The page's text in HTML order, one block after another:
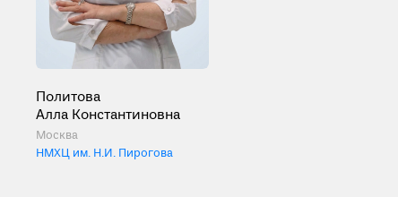
Политова
Алла Константиновна
Москва
НМХЦ им. Н.И. Пирогова